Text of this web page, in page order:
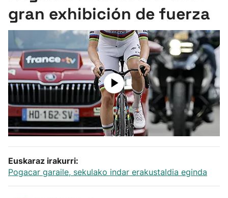
Pelota
Remo
Baloncesto
Herri-kirolak
Balonmano
Kirolak 360
gran exhibición de fuerza
Euskaraz irakurri:
Pogacar garaile, sekulako indar erakustaldia eginda